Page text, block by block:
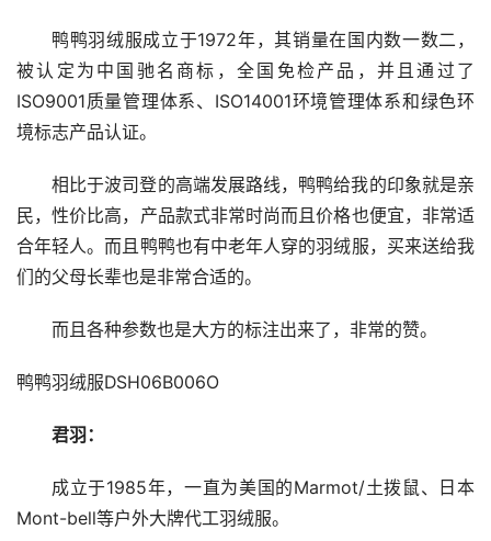
鸭鸭羽绒服成立于1972年，其销量在国内数一数二，
被认定为中国驰名商标，全国免检产品，并且通过了
ISO9001质量管理体系、ISO14001环境管理体系和绿色环
境标志产品认证。
相比于波司登的高端发展路线，鸭鸭给我的印象就是亲
民，性价比高，产品款式非常时尚而且价格也便宜，非常适
合年轻人。而且鸭鸭也有中老年人穿的羽绒服，买来送给我
们的父母长辈也是非常合适的。
而且各种参数也是大方的标注出来了，非常的赞。
鸭鸭羽绒服DSH06B006O
君羽：
成立于1985年，一直为美国的Marmot/土拨鼠、日本
Mont-bell等户外大牌代工羽绒服。